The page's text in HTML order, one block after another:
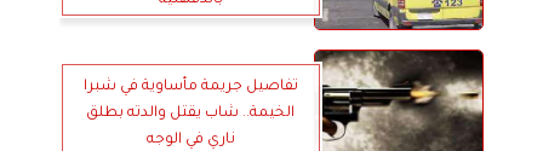
تفاصيل جريمة مأساوية في شبرا
الخيمة.. شاب يقتل والدته بطلق
ناري في الوجه